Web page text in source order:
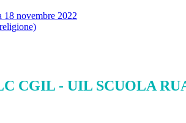
novembre 2022
CGIL - UIL SCUOLA